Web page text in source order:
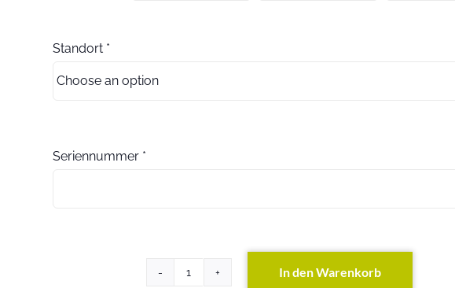
Standort *
Seriennummer *
ProLiant
In den Warenkorb